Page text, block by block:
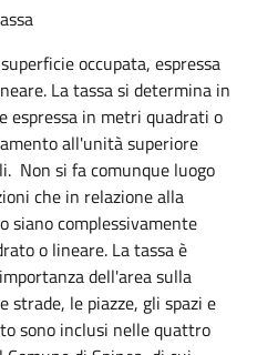
occupata, espressa
La tassa si determina in
espressa in metri quadrati o
all'unità superiore
Non si fa comunque luogo
che in relazione alla
siano complessivamente
o lineare. La tassa è
dell'area sulla
strade, le piazze, gli spazi e
sono inclusi nelle quattro